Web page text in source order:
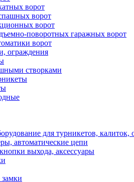
ворот
ворот
ворот
поворотных гаражных ворот
ворот
ограждения
створками
для турникетов, калиток,
автоматические цепи
выхода, аксессуары